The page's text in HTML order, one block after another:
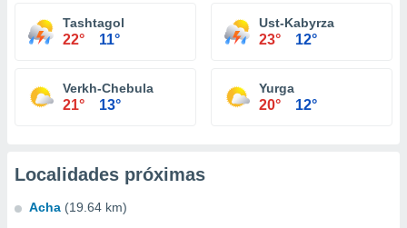
Tashtagol
22° 11°
Ust-Kabyrza
23° 12°
Verkh-Chebula
21° 13°
Yurga
20° 12°
Localidades próximas
Acha (19.64 km)